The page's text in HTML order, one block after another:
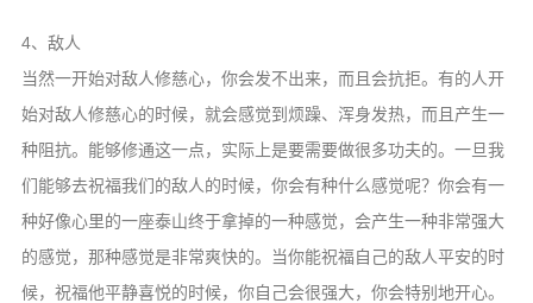
4、敌人
当然一开始对敌人修慈心，你会发不出来，而且会抗拒。有的人开
始对敌人修慈心的时候，就会感觉到烦躁、浑身发热，而且产生一
种阻抗。能够修通这一点，实际上是要需要做很多功夫的。一旦我
们能够去祝福我们的敌人的时候，你会有种什么感觉呢？你会有一
种好像心里的一座泰山终于拿掉的一种感觉，会产生一种非常强大
的感觉，那种感觉是非常爽快的。当你能祝福自己的敌人平安的时
候，祝福他平静喜悦的时候，你自己会很强大，你会特别地开心。